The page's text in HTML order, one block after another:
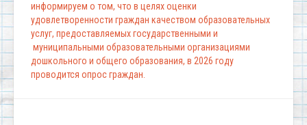
информируем о том, что в целях оценки
удовлетворенности граждан качеством образовательных
услуг, предоставляемых государственными и
муниципальными образовательными организациями
дошкольного и общего образования, в 2026 году
проводится опрос граждан.